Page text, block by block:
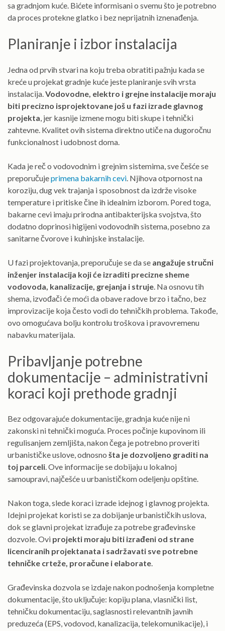
sa gradnjom kuće. Bićete informisani o svemu što je potrebno
da proces protekne glatko i bez neprijatnih iznenađenja.
Planiranje i izbor instalacija
Jedna od prvih stvari na koju treba obratiti pažnju kada se
kreće u projekat gradnje kuće jeste planiranje svih vrsta
instalacija. Vodovodne, elektro i grejne instalacije moraju
biti precizno isprojektovane još u fazi izrade glavnog
projekta , jer kasnije izmene mogu biti skupe i tehnički
zahtevne. Kvalitet ovih sistema direktno utiče na dugoročnu
funkcionalnost i udobnost doma.
Kada je reč o vodovodnim i grejnim sistemima, sve češće se
preporučujeprimena bakarnih cevi . Njihova otpornost na
koroziju, dug vek trajanja i sposobnost da izdrže visoke
temperature i pritiske čine ih idealnim izborom. Pored toga,
bakarne cevi imaju prirodna antibakterijska svojstva, što
dodatno doprinosi higijeni vodovodnih sistema, posebno za
sanitarne čvorove i kuhinjske instalacije.
U fazi projektovanja, preporučuje se da se angažuje stručni
inženjer instalacija koji će izraditi precizne sheme
vodovoda, kanalizacije, grejanja i struje . Na osnovu tih
shema, izvođači će moći da obave radove brzo i tačno, bez
improvizacije koja često vodi do tehničkih problema. Takođe,
ovo omogućava bolju kontrolu troškova i pravovremenu
nabavku materijala.
Pribavljanje potrebne
dokumentacije – administrativni
koraci koji prethode gradnji
Bez odgovarajuće dokumentacije, gradnja kuće nije ni
zakonski ni tehnički moguća. Proces počinje kupovinom ili
regulisanjem zemljišta, nakon čega je potrebno proveriti
urbanističke uslove, odnosno šta je dozvoljeno graditi na
toj parceli. Ove informacije se dobijaju u lokalnoj
samoupravi, najčešće u urbanističkom odeljenju opštine.
Nakon toga, slede koraci izrade idejnog i glavnog projekta.
Idejni projekat koristi se za dobijanje urbanističkih uslova,
dok se glavni projekat izrađuje za potrebe građevinske
dozvole. Ovi projekti moraju biti izrađeni od strane
licenciranih projektanata i sadržavati sve potrebne
tehničke crteže, proračune i elaborate.
Građevinska dozvola se izdaje nakon podnošenja kompletne
dokumentacije, što uključuje: kopiju plana, vlasnički list,
tehničku dokumentaciju, saglasnosti relevantnih javnih
preduzeća (EPS, vodovod, kanalizacija, telekomunikacije), i